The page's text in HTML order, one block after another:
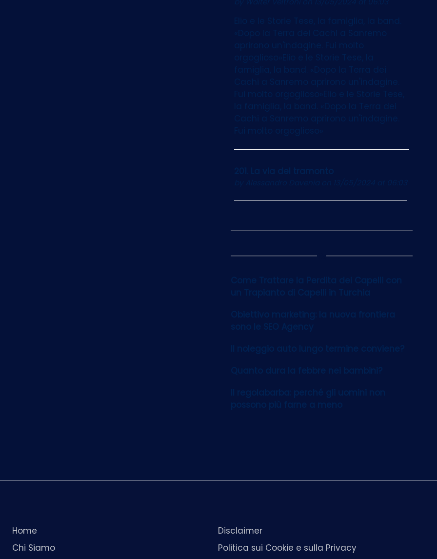
Elio e le Storie Tese, la famiglia, la band.
«Dopo la Terra dei Cachi a Sanremo
aprirono un'indagine. Fui molto
orgoglioso»Elio e le Storie Tese, la
famiglia, la band. «Dopo la Terra dei
Cachi a Sanremo aprirono un'indagine.
Fui molto orgoglioso»Elio e le Storie Tese,
la famiglia, la band. «Dopo la Terra dei
Cachi a Sanremo aprirono un'indagine.
Fui molto orgoglioso»
201. La via del tramonto
by Alessandro Davenia on 13/05/2024 at 06:03
12
Come Trattare la Perdita dei Capelli con
un Trapianto di Capelli in Turchia
Obiettivo marketing: la nuova frontiera
sono le SEO Agency
Il noleggio auto lungo termine conviene?
Quanto dura la febbre nei bambini?
Il regolabarba: perché gli uomini non
possono più farne a meno
Home
Chi Siamo
Disclaimer
Politica sui Cookie e sulla Privacy